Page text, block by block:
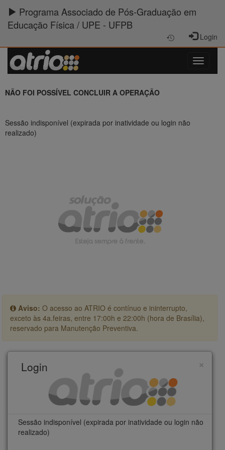
Programa Associado de Pós-Graduação em
Educação Física / UPE - UFPB
Login
NÃO FOI POSSÍVEL CONCLUIR A OPERAÇÃO
Sessão indisponível (expirada por inatividade ou login não
realizado)
Aviso: O acesso ao ATRIO é contínuo e ininterrupto,
exceto às 4a.feiras, entre 17:00h e 22:00h (hora de Brasília),
reservado para Manutenção Preventiva.
×
Login
Sessão indisponível (expirada por inatividade ou login não
realizado)